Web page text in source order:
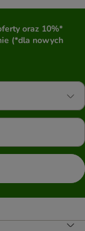
oraz 10%*
(*dla nowych